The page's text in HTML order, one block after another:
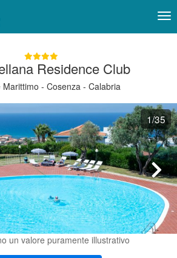
Residence Club
Marittimo - Cosenza - Calabria
1/35
un valore puramente illustrativo